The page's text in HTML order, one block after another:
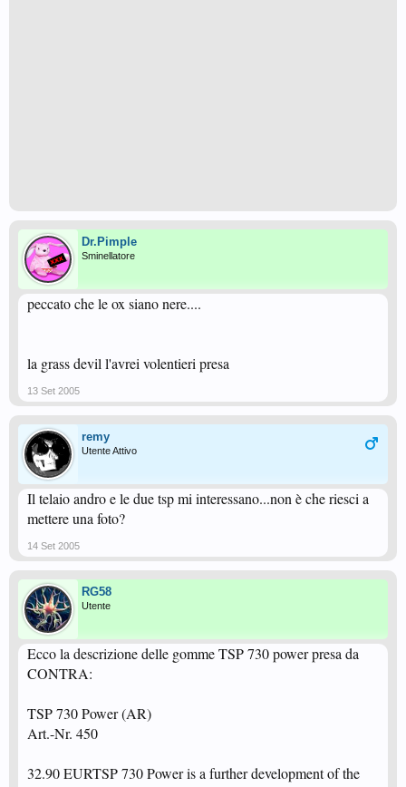
Dr.Pimple
Sminellatore
peccato che le ox siano nere....
la grass devil l'avrei volentieri presa
13 Set 2005
remy
Utente Attivo
Il telaio andro e le due tsp mi interessano...non è che riesci a
mettere una foto?
14 Set 2005
RG58
Utente
Ecco la descrizione delle gomme TSP 730 power presa da
CONTRA:
TSP 730 Power (AR)
Art.-Nr. 450
32.90 EURTSP 730 Power is a further development of the